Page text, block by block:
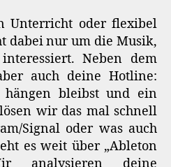
Unterricht oder flexibel
dabei nur um die Musik,
Neben dem
auch deine Hotline:
bleibst und ein
wir das mal schnell
Signal oder was auch
es weit über „Ableton